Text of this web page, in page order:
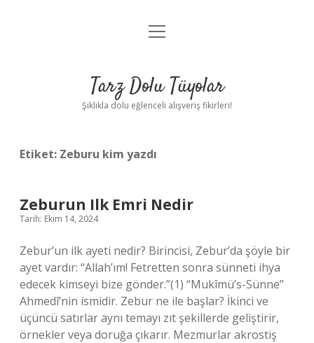
Anasayfa
Yasal Uyarı
menüyü
Tarz Dolu Tüyolar
Şıklıkla dolu eğlenceli alışveriş fikirleri!
Etiket: Zeburu kim yazdı
Zeburun Ilk Emri Nedir
Tarih: Ekim 14, 2024
Zebur’un ilk ayeti nedir? Birincisi, Zebur’da şöyle bir
ayet vardır: “Allah’ım! Fetretten sonra sünneti ihya
edecek kimseyi bize gönder.”(1) “Mukîmü’s-Sünne”
Ahmedî’nin ismidir. Zebur ne ile başlar? İkinci ve
üçüncü satırlar aynı temayı zıt şekillerde geliştirir,
örnekler veya doruğa çıkarır. Mezmurlar akrostiş